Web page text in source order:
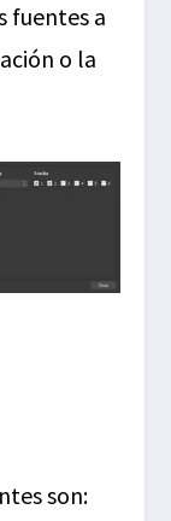
fuentes a
o la
son: